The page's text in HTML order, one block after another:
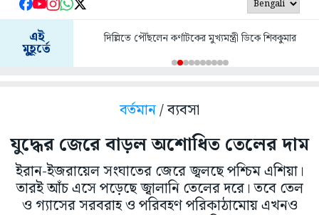
এই
মুহূর্তে
দিল্লিতে পৌঁছলেন কর্ণাটকের মুখ্যমন্ত্রী ডিকে শিবকুমার
বর্তমান/ ব্যবসা
যুদ্ধের জেরে বাড়ল অশোধিত তেলের দাম
ইরান-ইজরায়েল সংঘাতের জেরে জ্বলছে পশ্চিম এশিয়া।
তারই আঁচ এসে পড়েছে জ্বালানি তেলের দরে। তবে তেল
ও গ্যাসের সরবরাহ ও পরিবহণ পরিকাঠামোয় এখনও